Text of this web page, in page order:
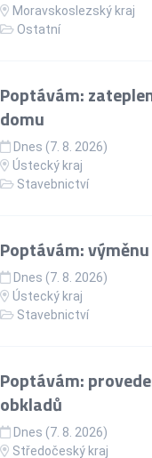
Moravskoslezský kraj
Ostatní
Poptávám:
domu
Dnes (7. 8. 2026)
Ústecký kraj
Stavebnictví
Poptávám:
Dnes (7. 8. 2026)
Ústecký kraj
Stavebnictví
Poptávám:
obkladů
Dnes (7. 8. 2026)
Středočeský kraj